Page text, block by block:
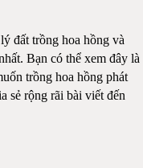
đất trồng hoa hồng và
Bạn có thể xem đây là
trồng hoa hồng phát
sẻ rộng rãi bài viết đến